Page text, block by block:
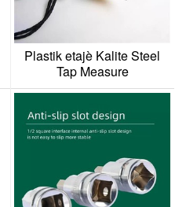
Plastik etajè Kalite Steel
Tap Measure